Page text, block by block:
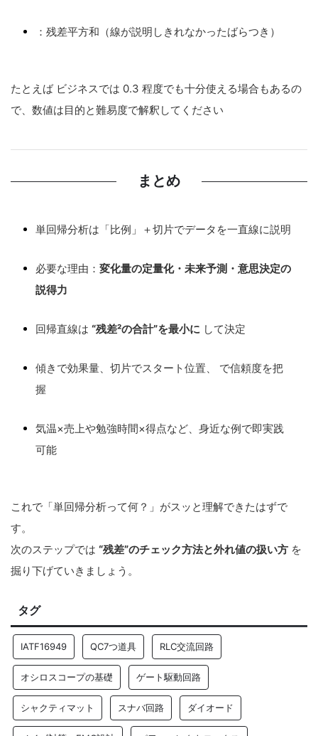
：残差平方和（線が説明しきれなかったばらつき）
たとえば ビジネスでは 0.3 程度でも十分使える場合もあるの
で、数値は目的と難易度で解釈してください
まとめ
単回帰分析は「比例」＋切片でデータを一直線に説明
必要な理由： 変化量の定量化・未来予測・意思決定の
説得力
回帰直線は “残差²の合計”を最小に して決定
傾きで効果量、切片でスタート位置、
で信頼度を把
握
気温×売上や勉強時間×得点など、身近な例で即実践
可能
これで「単回帰分析って何？」がスッと理解できたはずで
す。
次のステップでは “残差”のチェック方法と外れ値の扱い方 を
掘り下げていきましょう。
タグ
IATF16949 QC7つ道具 RLC交流回路
オシロスコープの基礎 ゲート駆動回路
シャクティマット スナバ回路 ダイオード